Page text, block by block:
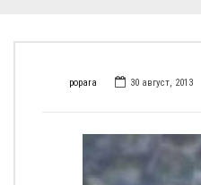
popara 30 август, 2013